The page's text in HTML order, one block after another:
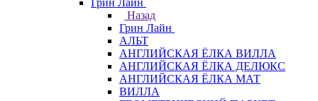
Грин Лайн
Назад
Грин Лайн
АЛЬТ
АНГЛИЙСКАЯ ЁЛКА ВИЛЛА
АНГЛИЙСКАЯ ЁЛКА ДЕЛЮКС
АНГЛИЙСКАЯ ЁЛКА МАТ
ВИЛЛА